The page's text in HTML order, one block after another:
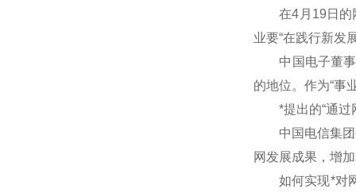
在4月19日的网
业要“在践行新发
中国电子董事长
的地位。作为“事
*提出的“通过网
中国电信集团公
网发展成果，增
如何实现*对网